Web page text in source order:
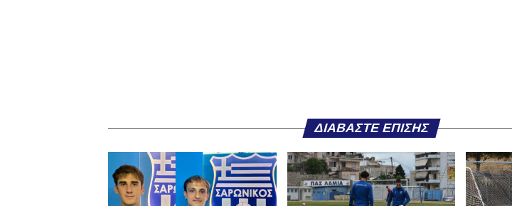
ΔΙΑΒΆΣΤΕ ΕΠΊΣΗΣ